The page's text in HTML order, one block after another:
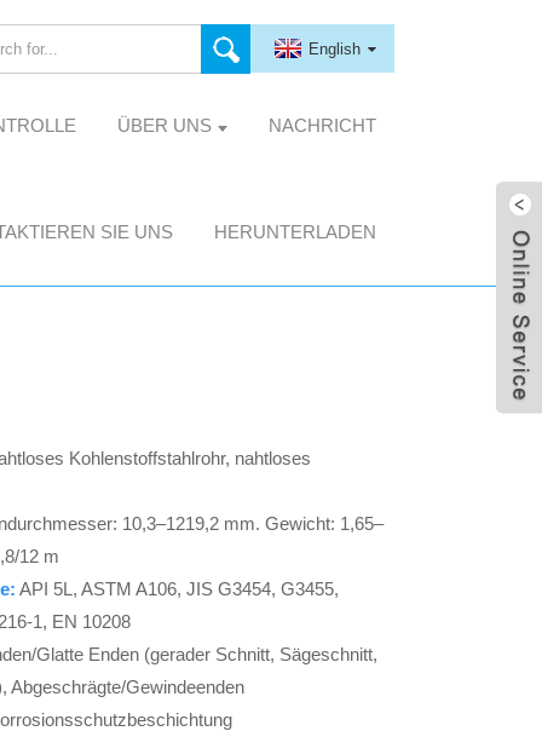
English
ÜBER UNS NACHRICHT
SIE UNS HERUNTERLADEN
Kohlenstoffstahlrohr, nahtloses
10,3–1219,2 mm. Gewicht: 1,65–
12 m
API 5L, ASTM A106, JIS G3454, G3455,
1, EN 10208
Glatte Enden (gerader Schnitt, Sägeschnitt,
Abgeschrägte/Gewindeenden